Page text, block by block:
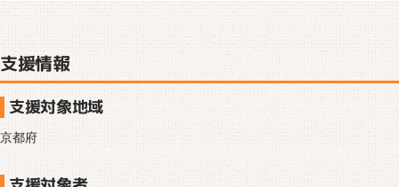
支援情報
支援対象地域
京都府